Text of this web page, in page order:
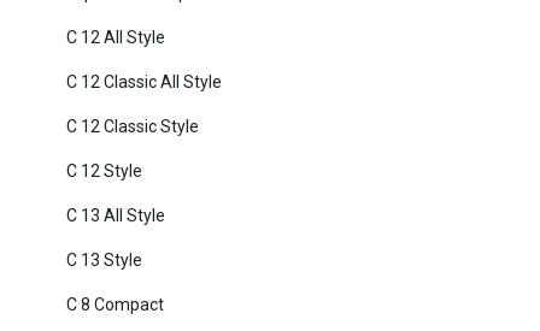
C 12 All Style
C 12 Classic All Style
C 12 Classic Style
C 12 Style
C 13 All Style
C 13 Style
C 8 Compact